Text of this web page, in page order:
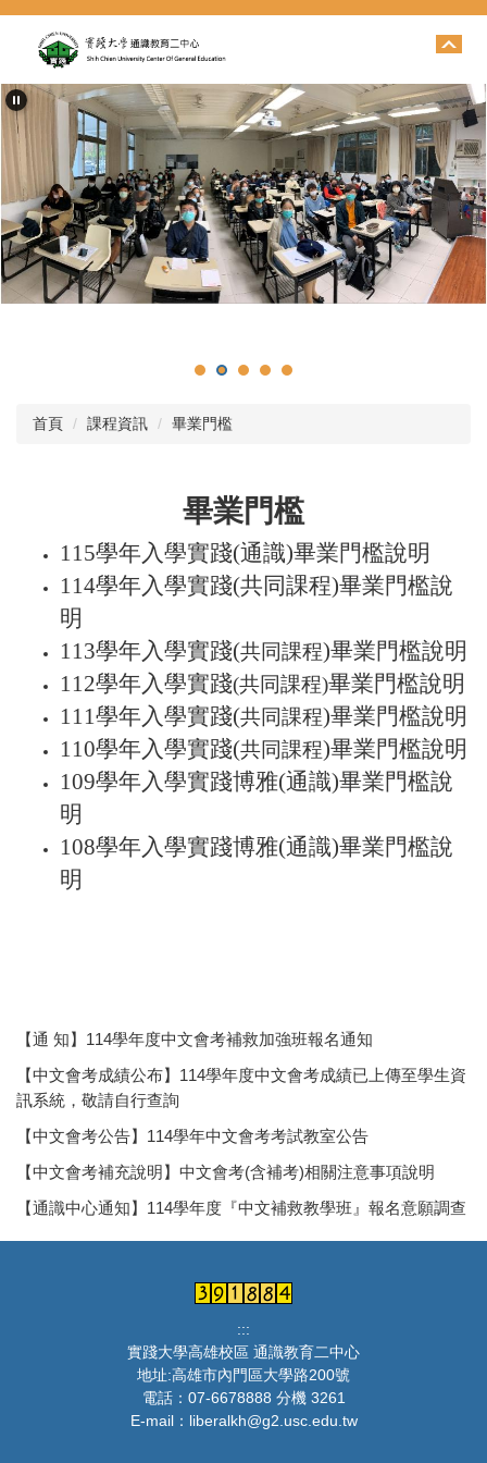
跳
要
內
容
首頁 課程資訊 畢業門檻
畢業門檻
115學年入學實踐(通識)畢業門檻說明
114學年入學實踐(共同課程)畢業門檻說
明
113學年入學實踐(共同課程)畢業門檻說明
112學年入學實踐(共同課程)畢業門檻說明
111學年入學實踐(共同課程)畢業門檻說明
110學年入學實踐(共同課程)畢業門檻說明
109學年入學實踐博雅(通識)畢業門檻說
明
108學年入學實踐博雅(通識)畢業門檻說
明
【通 知】114學年度中文會考補救加強班報名通知
【中文會考成績公布】114學年度中文會考成績已上傳至學生資
訊系統，敬請自行查詢
【中文會考公告】114學年中文會考考試教室公告
【中文會考補充說明】中文會考(含補考)相關注意事項說明
【通識中心通知】114學年度『中文補救教學班』報名意願調查
:::
實踐大學高雄校區 通識教育二中心
地址:高雄市內門區大學路200號
電話：07-6678888 分機 3261
E-mail：liberalkh@g2.usc.edu.tw